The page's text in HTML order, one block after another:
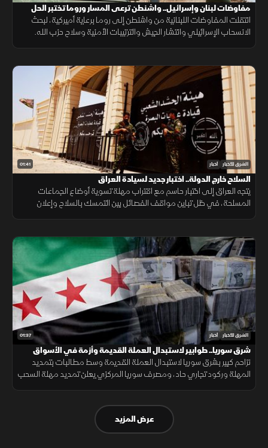
مفاوضات لبنان وإسرائيل.. واشنطن ترعى المسار وروما تختبر الحل
انتقلت المفاوضات اللبنانية من واشنطن إلى روما برعاية أميركية، لبحث
الانسحاب الإسرائيلي وانتشار الجيش والترتيبات الأمنية وسلاح حزب الله.
01:41 الشرق للأخبار أخبار
السلاح خارج الدولة.. اختبار جديد لسيادة العراق
يتجه العراق إلى اختبار حاسم مع اقتراب مهلة تسوية أوضاع الجماعات
المسلحة، في ظل تباين مواقف الفصائل بين التمسك بالسلاح وإعلان
01:37 الشرق للأخبار أخبار
شرق سوريا.. طوابير لاستبدال العملة القديمة وأزمة في الأسواق
تزاحم كبير بشرق سوريا لاستبدال العملة القديمة وسط مطالبات بتمديد
المهلة وركود تجاري حاد، ومصرف سوريا المركزي يعلن تمديد مهلة السحب
عرض المزيد